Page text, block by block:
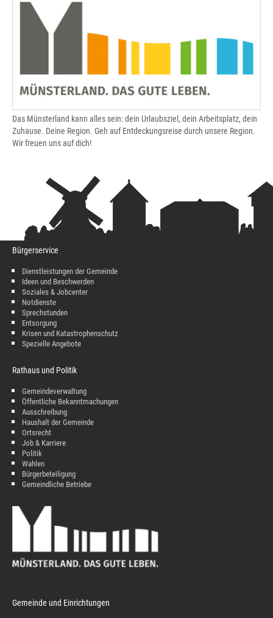
Das Münsterland kann alles sein: dein Urlaubsziel, dein Arbeitsplatz, dein
Zuhause. Deine Region. Geh auf Entdeckungsreise durch unsere Region.
Wir freuen uns auf dich!
Bürgerservice
Dienstleistungen der Gemeinde
Ideen und Beschwerden
Soziales & Jobcenter
Notdienste
Sprechstunden
Entsorgung
Krisen und Katastrophenschutz
Spezielle Angebote
Rathaus und Politik
Gemeindeverwaltung
Öffentliche Bekanntmachungen
Ausschreibung
Haushalt der Gemeinde
Ortsrecht
Job & Karriere
Politik
Wahlen
Bürgerbeteiligung
Gemeindliche Betriebe
Gemeinde und Einrichtungen